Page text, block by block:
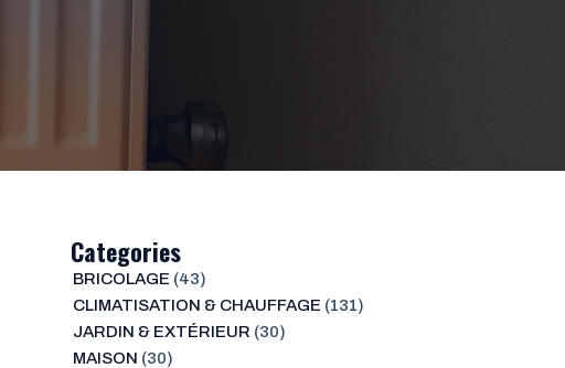
Categories
BRICOLAGE (43)
CLIMATISATION & CHAUFFAGE (131)
JARDIN & EXTÉRIEUR (30)
MAISON (30)